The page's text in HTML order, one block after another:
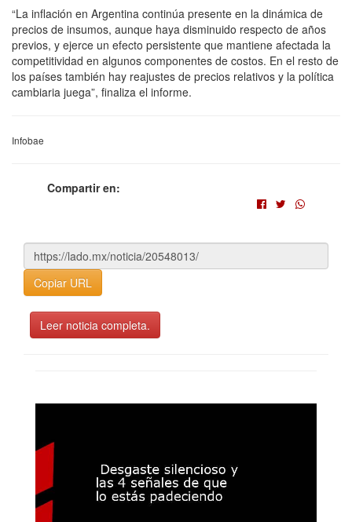
“La inflación en Argentina continúa presente en la dinámica de
precios de insumos, aunque haya disminuido respecto de años
previos, y ejerce un efecto persistente que mantiene afectada la
competitividad en algunos componentes de costos. En el resto de
los países también hay reajustes de precios relativos y la política
cambiaria juega”, finaliza el informe.
Infobae
Compartir en:
Copiar URL
Leer noticia completa.